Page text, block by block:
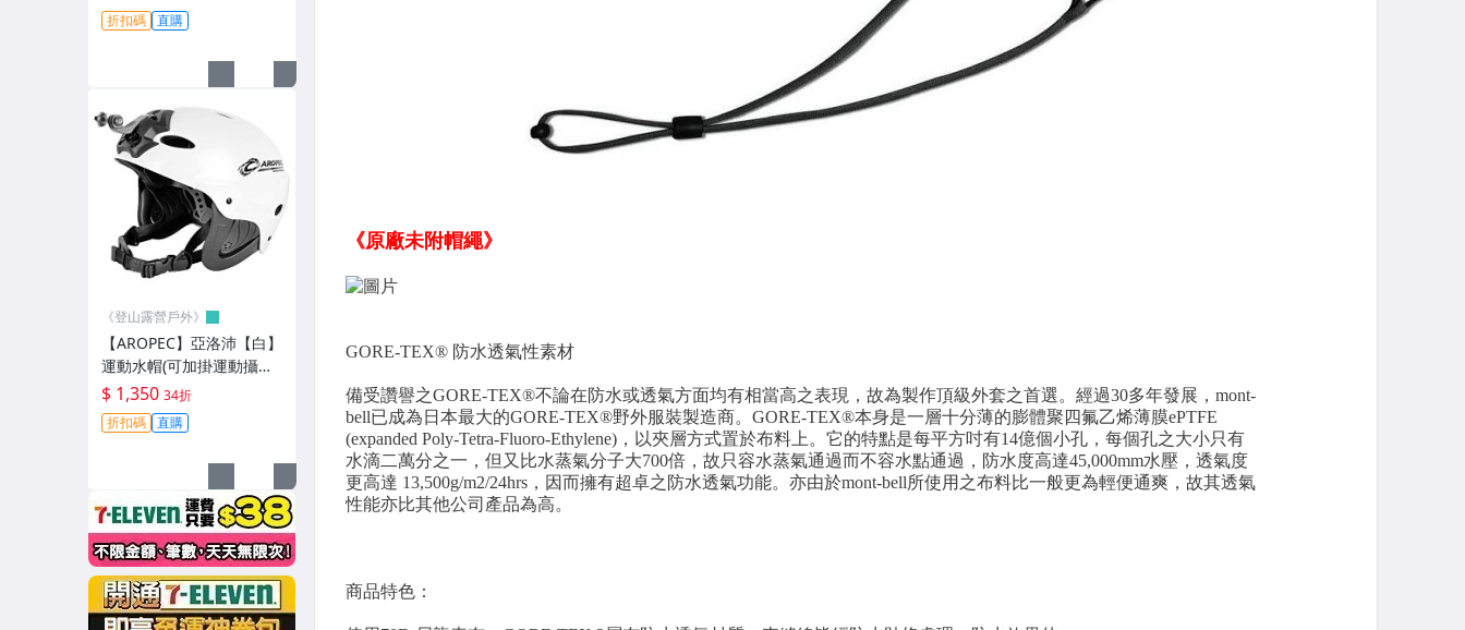
┌ BUFF．經 典 系 列
├ BUFF．夏．涼 爽 系 列
├ BUFF．冬．保 暖 系 列
└ BUFF．冬．帽 子 系 列
┌ 水 上 用 品
├ 蛙鞋．防滑鞋．救生衣．魚雷
├ 水母衣．泳衣褲．毛巾衣
├ 手套．護膝．頭套
├ 防水袋．配件袋
└ 面 鏡．呼 吸 管
┌ SmartWool 羊毛機能襪
└ Darn Tough 美國機能襪
┌ 水 壺．水袋．保 溫 壺
登山外套
折扣碼 直購
《登山露營戶外》
【AROPEC】亞洛沛【白】
運動水帽(可加掛運動攝影
機款) 安全帽 頭盔 溯溪泛
舟水上活動 HM-SS1-NVG
$ 1,350 34折
折扣碼 直購